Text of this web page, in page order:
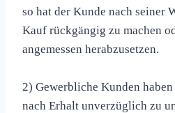
so hat der Kunde nach seiner
Kauf rückgängig zu machen
angemessen herabzusetzen.
2) Gewerbliche Kunden
nach Erhalt unverzüglich zu